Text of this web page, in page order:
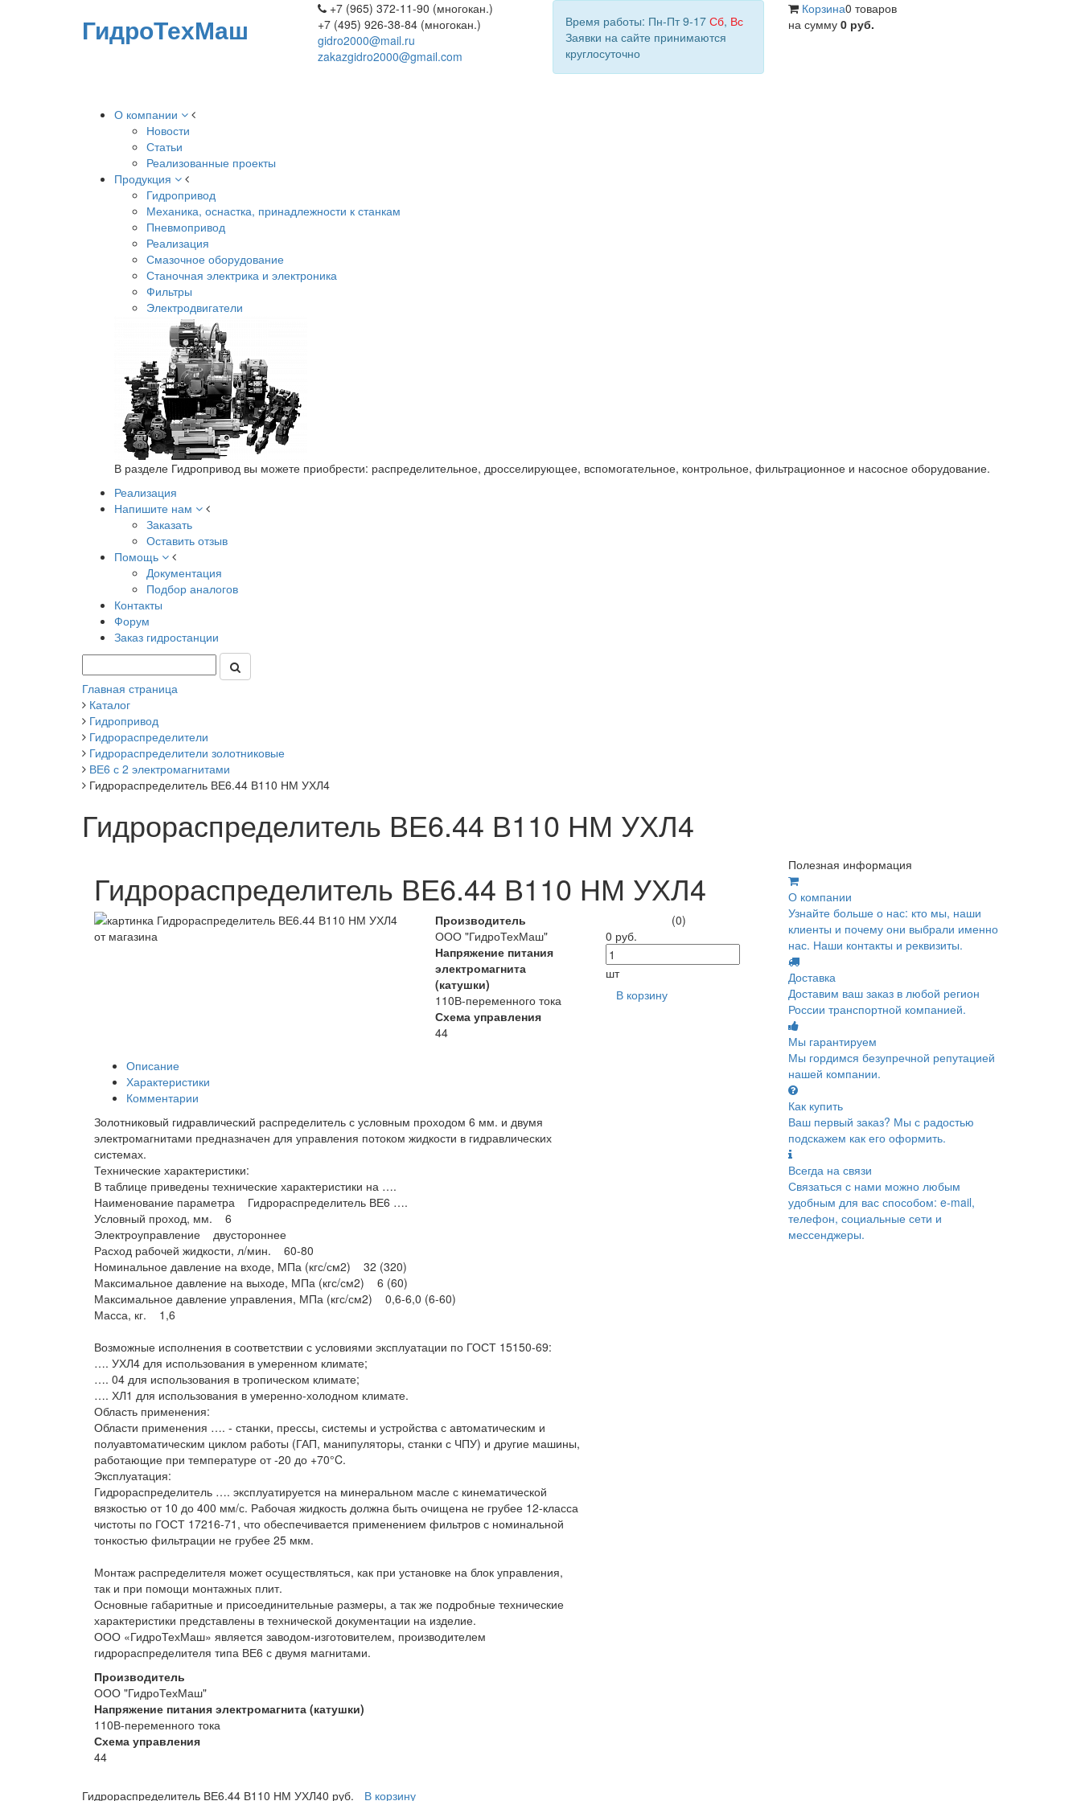
ГидроТехМаш
+7 (965) 372-11-90 (многокан.)
+7 (495) 926-38-84 (многокан.)
gidro2000@mail.ru
zakazgidro2000@gmail.com
Время работы: Пн-Пт 9-17 Сб, Вс
Заявки на сайте принимаются
круглосуточно
Корзина0 товаров
на сумму 0 руб.
О компании
Новости
Статьи
Реализованные проекты
Продукция
Гидропривод
Механика, оснастка, принадлежности к станкам
Пневмопривод
Реализация
Смазочное оборудование
Станочная электрика и электроника
Фильтры
Электродвигатели
В разделе Гидропривод вы можете приобрести: распределительное, дросселирующее, вспомогательное, контрольное, фильтрационное и насосное оборудование.
Реализация
Напишите нам
Заказать
Оставить отзыв
Помощь
Документация
Подбор аналогов
Контакты
Форум
Заказ гидростанции
Главная страница
Каталог
Гидропривод
Гидрораспределители
Гидрораспределители золотниковые
ВЕ6 с 2 электромагнитами
Гидрораспределитель ВЕ6.44 В110 НМ УХЛ4
Гидрораспределитель ВЕ6.44 В110 НМ УХЛ4
Гидрораспределитель ВЕ6.44 В110 НМ УХЛ4
Производитель
ООО "ГидроТехМаш"
Напряжение питания
электромагнита
(катушки)
110В-переменного тока
Схема управления
44
(0)
0 руб.
шт
В корзину
Описание
Характеристики
Комментарии
Золотниковый гидравлический распределитель с условным проходом 6 мм. и двумя
электромагнитами предназначен для управления потоком жидкости в гидравлических
системах.
Технические характеристики:
В таблице приведены технические характеристики на ….
Наименование параметра Гидрораспределитель ВЕ6 ….
Условный проход, мм. 6
Электроуправление двустороннее
Расход рабочей жидкости, л/мин. 60-80
Номинальное давление на входе, МПа (кгс/см2) 32 (320)
Максимальное давление на выходе, МПа (кгс/см2) 6 (60)
Максимальное давление управления, МПа (кгс/см2) 0,6-6,0 (6-60)
Масса, кг. 1,6
Возможные исполнения в соответствии с условиями эксплуатации по ГОСТ 15150-69:
…. УХЛ4 для использования в умеренном климате;
…. 04 для использования в тропическом климате;
…. ХЛ1 для использования в умеренно-холодном климате.
Область применения:
Области применения …. - станки, прессы, системы и устройства с автоматическим и
полуавтоматическим циклом работы (ГАП, манипуляторы, станки с ЧПУ) и другие машины,
работающие при температуре от -20 до +70°C.
Эксплуатация:
Гидрораспределитель …. эксплуатируется на минеральном масле с кинематической
вязкостью от 10 до 400 мм/с. Рабочая жидкость должна быть очищена не грубее 12-класса
чистоты по ГОСТ 17216-71, что обеспечивается применением фильтров с номинальной
тонкостью фильтрации не грубее 25 мкм.
Монтаж распределителя может осуществляться, как при установке на блок управления,
так и при помощи монтажных плит.
Основные габаритные и присоединительные размеры, а так же подробные технические
характеристики представлены в технической документации на изделие.
ООО «ГидроТехМаш» является заводом-изготовителем, производителем
гидрораспределителя типа ВЕ6 с двумя магнитами.
Производитель
ООО "ГидроТехМаш"
Напряжение питания электромагнита (катушки)
110В-переменного тока
Схема управления
44
Гидрораспределитель ВЕ6.44 В110 НМ УХЛ40 руб.
В корзину
Полезная информация
О компании
Узнайте больше о нас: кто мы, наши
клиенты и почему они выбрали именно
нас. Наши контакты и реквизиты.
Доставка
Доставим ваш заказ в любой регион
России транспортной компанией.
Мы гарантируем
Мы гордимся безупречной репутацией
нашей компании.
Как купить
Ваш первый заказ? Мы с радостью
подскажем как его оформить.
Всегда на связи
Связаться с нами можно любым
удобным для вас способом: e-mail,
телефон, социальные сети и
мессенджеры.